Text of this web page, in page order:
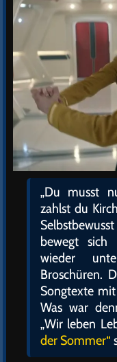
„Du musst
zahlst du
bewegt sich
wieder
Broschüren.
Songtexte
Was war
„Wir leben
der Sommer“